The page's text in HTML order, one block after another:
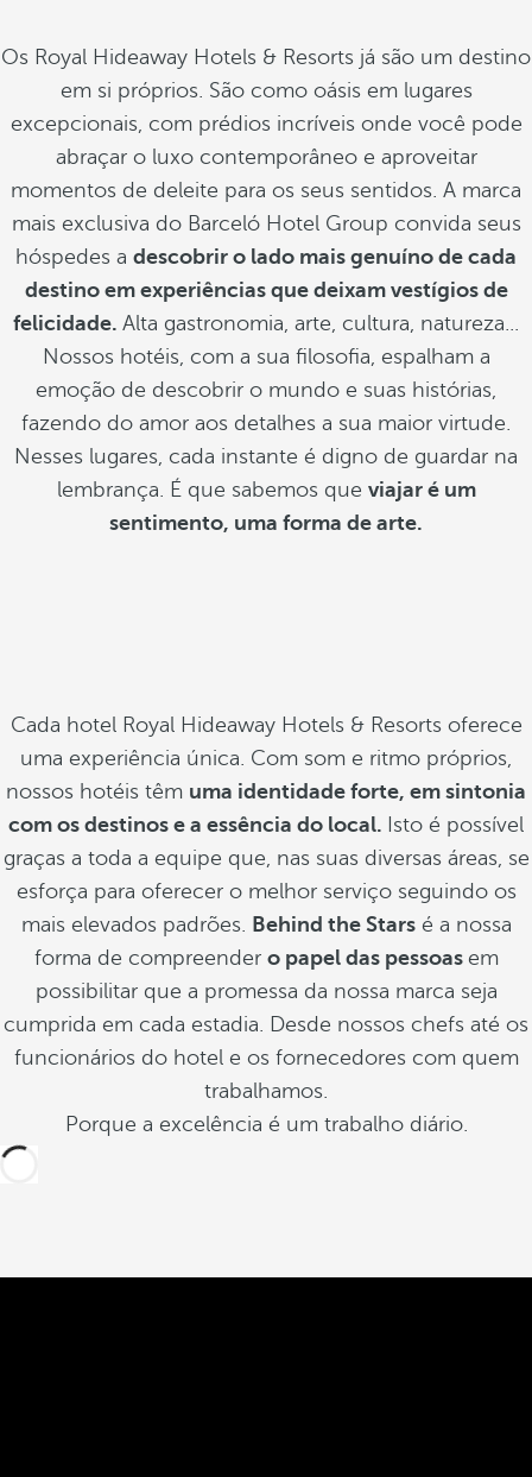
Os Royal Hideaway Hotels & Resorts já são um destino
em si próprios. São como oásis em lugares
excepcionais, com prédios incríveis onde você pode
abraçar o luxo contemporâneo e aproveitar
momentos de deleite para os seus sentidos. A marca
mais exclusiva do Barceló Hotel Group convida seus
hóspedes a descobrir o lado mais genuíno de cada
destino em experiências que deixam vestígios de
felicidade. Alta gastronomia, arte, cultura, natureza...
Nossos hotéis, com a sua filosofia, espalham a
emoção de descobrir o mundo e suas histórias,
fazendo do amor aos detalhes a sua maior virtude.
Nesses lugares, cada instante é digno de guardar na
lembrança. É que sabemos que viajar é um
sentimento, uma forma de arte.
Cada hotel Royal Hideaway Hotels & Resorts oferece
uma experiência única. Com som e ritmo próprios,
nossos hotéis têm uma identidade forte, em sintonia
com os destinos e a essência do local. Isto é possível
graças a toda a equipe que, nas suas diversas áreas, se
esforça para oferecer o melhor serviço seguindo os
mais elevados padrões. Behind the Starsé a nossa
forma de compreender o papel das pessoas em
possibilitar que a promessa da nossa marca seja
cumprida em cada estadia. Desde nossos chefs até os
funcionários do hotel e os fornecedores com quem
trabalhamos.
Porque a excelência é um trabalho diário.